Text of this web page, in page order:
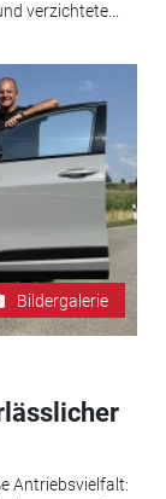
verzichtete...
Bildergalerie
Antriebsvielfalt: